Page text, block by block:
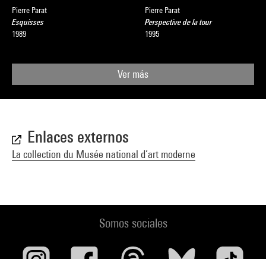
Pierre Parat
Esquisses
1989
Pierre Parat
Perspective de la tour
1995
Ver más
Enlaces externos
La collection du Musée national d’art moderne
Somos sociales